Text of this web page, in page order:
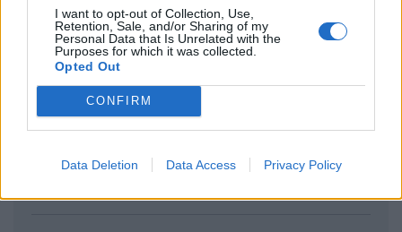
I want to opt-out of Collection, Use,
Retention, Sale, and/or Sharing of my
Personal Data that Is Unrelated with the
Purposes for which it was collected.
Opted Out
CONFIRM
Data Deletion Data Access Privacy Policy
tartozik, melynek olvasása előfizetéses
regisztrációhoz kötött.
Az előfizetés a következőket tartalmazza:
Portfolio.hu teljes cikkarchívum
Kötéslisták: BÉT elmúlt 2 év napon belüli
kötéslistái